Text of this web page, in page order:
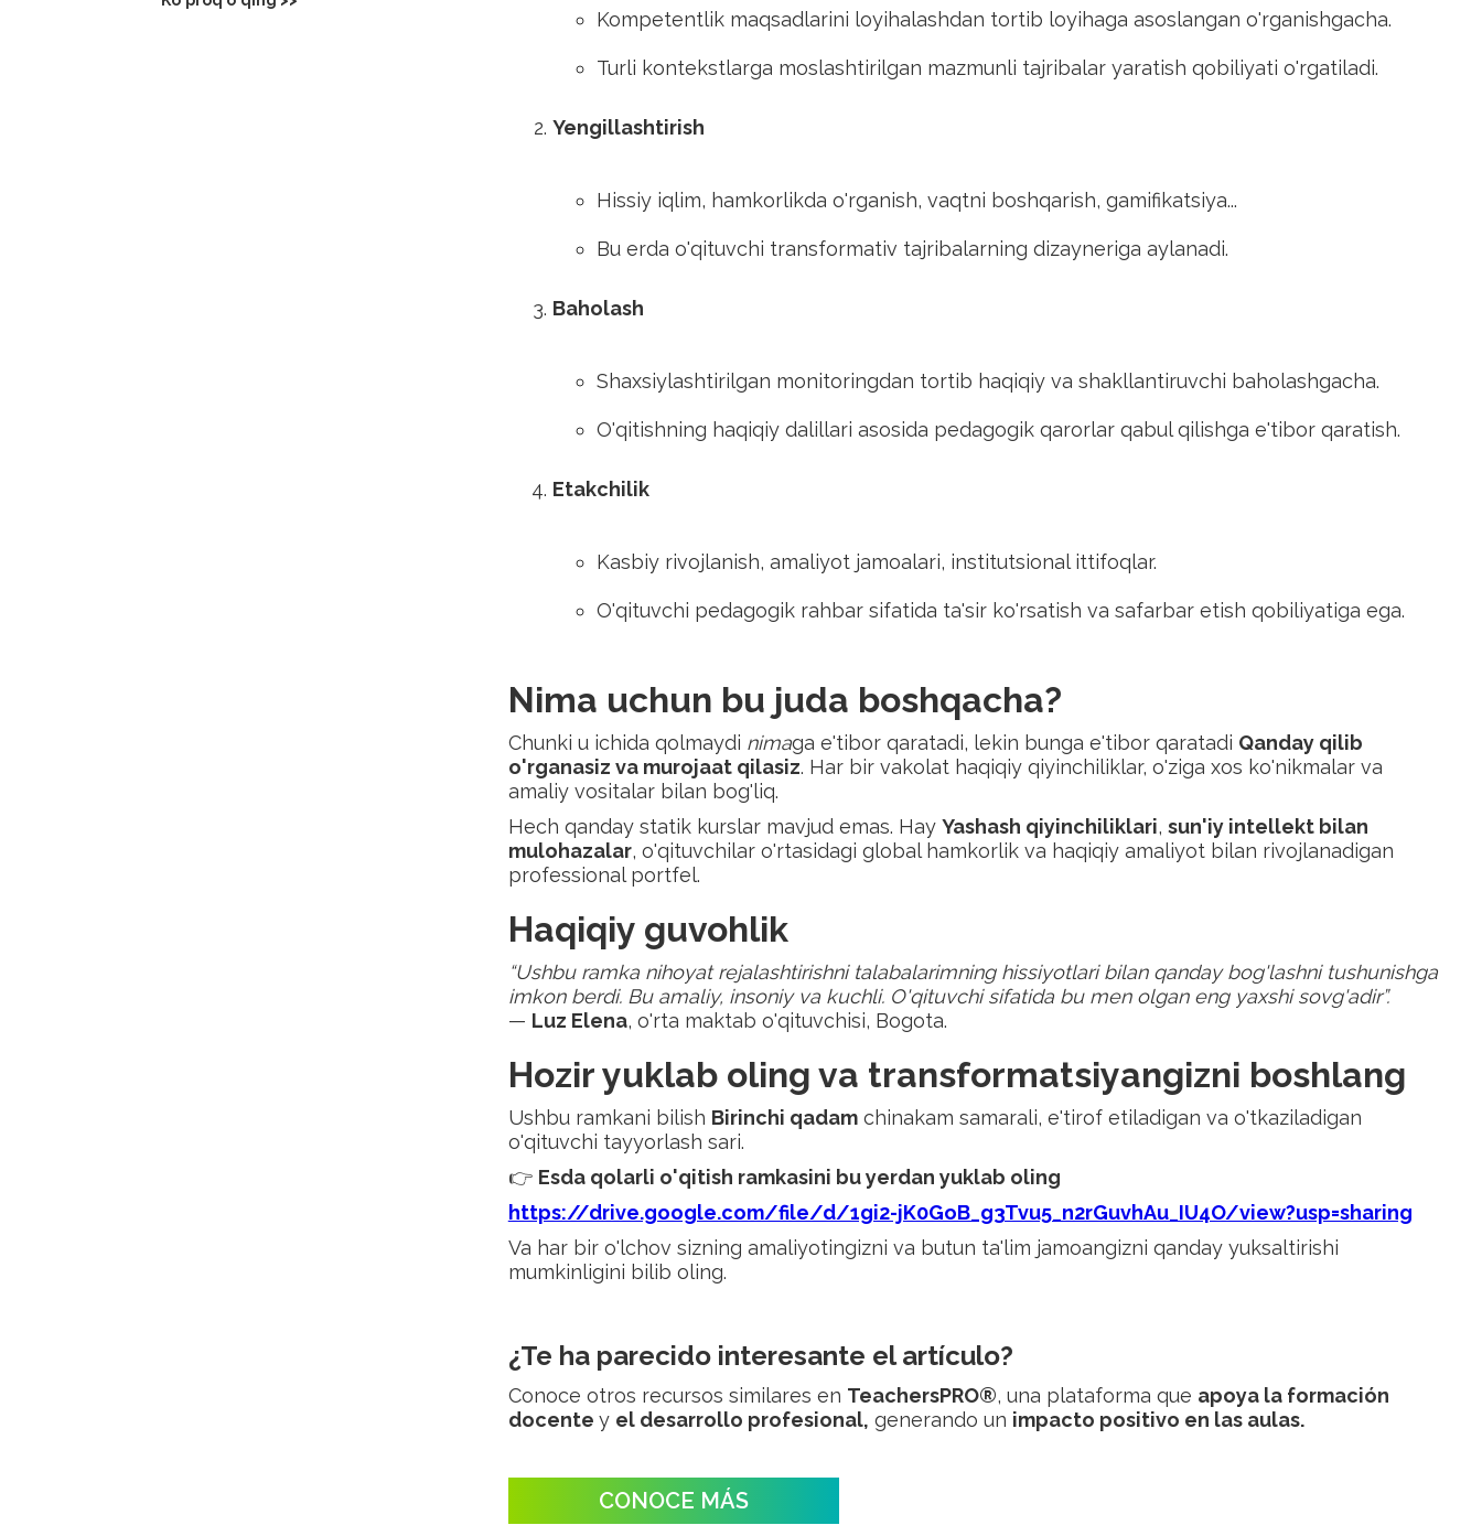
Kompetentlik maqsadlarini loyihalashdan tortib loyihaga asoslangan o'rganishgacha.
Turli kontekstlarga moslashtirilgan mazmunli tajribalar yaratish qobiliyati o'rgatiladi.
Yengillashtirish
Hissiy iqlim, hamkorlikda o'rganish, vaqtni boshqarish, gamifikatsiya...
Bu erda o'qituvchi transformativ tajribalarning dizayneriga aylanadi.
Baholash
Shaxsiylashtirilgan monitoringdan tortib haqiqiy va shakllantiruvchi baholashgacha.
O'qitishning haqiqiy dalillari asosida pedagogik qarorlar qabul qilishga e'tibor qaratish.
Etakchilik
Kasbiy rivojlanish, amaliyot jamoalari, institutsional ittifoqlar.
O'qituvchi pedagogik rahbar sifatida ta'sir ko'rsatish va safarbar etish qobiliyatiga ega.
Nima uchun bu juda boshqacha?
Chunki u ichida qolmaydi nimaga e'tibor qaratadi, lekin bunga e'tibor qaratadi Qanday qilib
o'rganasiz va murojaat qilasiz. Har bir vakolat haqiqiy qiyinchiliklar, o'ziga xos ko'nikmalar va
amaliy vositalar bilan bog'liq.
Hech qanday statik kurslar mavjud emas. Hay Yashash qiyinchiliklari, sun'iy intellekt bilan
mulohazalar, o'qituvchilar o'rtasidagi global hamkorlik va haqiqiy amaliyot bilan rivojlanadigan
professional portfel.
Haqiqiy guvohlik
“Ushbu ramka nihoyat rejalashtirishni talabalarimning hissiyotlari bilan qanday bog'lashni tushunishga
imkon berdi. Bu amaliy, insoniy va kuchli. O'qituvchi sifatida bu men olgan eng yaxshi sovg'adir”.
— Luz Elena, o'rta maktab o'qituvchisi, Bogota.
Hozir yuklab oling va transformatsiyangizni boshlang
Ushbu ramkani bilish Birinchi qadamchinakam samarali, e'tirof etiladigan va o'tkaziladigan
o'qituvchi tayyorlash sari.
👉 Esda qolarli o'qitish ramkasini bu yerdan yuklab oling
https://drive.google.com/file/d/1gi2-jK0GoB_g3Tvu5_n2rGuvhAu_IU4O/view?usp=sharing
Va har bir o'lchov sizning amaliyotingizni va butun ta'lim jamoangizni qanday yuksaltirishi
mumkinligini bilib oling.
¿Te ha parecido interesante el artículo?
Conoce otros recursos similares en TeachersPRO®, una plataforma que apoya la formación
docente y el desarrollo profesional, generando un impacto positivo en las aulas.
CONOCE MÁS